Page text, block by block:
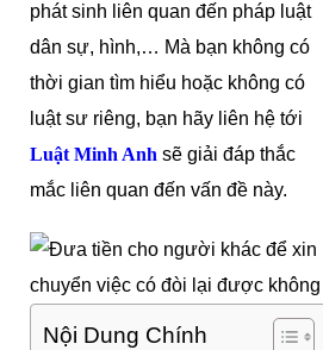
phát sinh liên quan đến pháp luật
dân sự, hình,… Mà bạn không có
thời gian tìm hiểu hoặc không có
luật sư riêng, bạn hãy liên hệ tới
Luật Minh Anh sẽ giải đáp thắc
mắc liên quan đến vấn đề này.
Nội Dung Chính